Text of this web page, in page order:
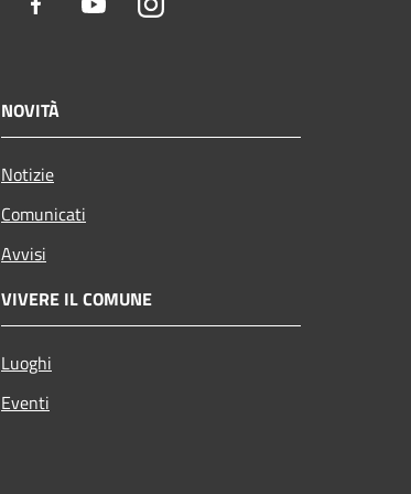
NOVITÀ
Notizie
Comunicati
Avvisi
VIVERE IL COMUNE
Luoghi
Eventi